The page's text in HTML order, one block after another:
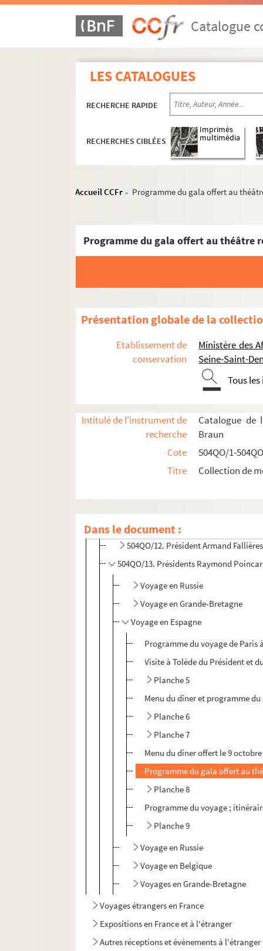
Catalogue
LES CATALOGUES
RECHERCHE RAPIDE
RECHERCHES CIBLÉES
Imprimés
multimédia
Accueil CCFr > Programme du gala offert au
Programme du gala offert au théâtre
Présentation globale de la
Etablissement de
conservation
Ministère des
Seine-Saint-
Tous
Intitulé de l'instrument de
recherche
Catalogue de
Braun
Cote
504QO/1-
Titre
Collection de
Dans le document :
Réceptions données par ou pour les
Réceptions données par le ministère des
Réceptions et voyages présidentiels
504QO/11. Présidents Félix Faure,
504QO/12. Président Armand Fallières
504QO/13. Présidents Raymond
Voyage en Russie
Voyage en Grande-Bretagne
Voyage en Espagne
Programme du voyage de Paris
Visite à Tolède du Président et
Planche 5
Menu du dîner et programme
Planche 6
Planche 7
Menu du dîner offert le 9 octobre
Programme du gala offert au
Planche 8
Programme du voyage ;
Planche 9
Voyage en Russie
Voyage en Belgique
Voyages en Grande-Bretagne
Voyages étrangers en France
Expositions en France et à l'étranger
Autres réceptions et évènements à l'étranger